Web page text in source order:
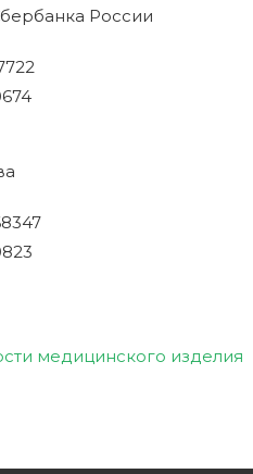
России
медицинского изделия